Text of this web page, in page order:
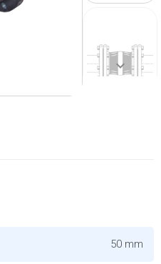
Następnykeyboard_arrow_right
50 mm